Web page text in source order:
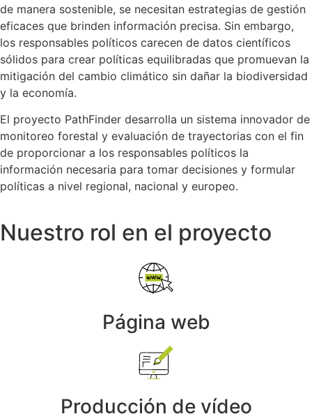
de manera sostenible, se necesitan estrategias de gestión
eficaces que brinden información precisa. Sin embargo,
los responsables políticos carecen de datos científicos
sólidos para crear políticas equilibradas que promuevan la
mitigación del cambio climático sin dañar la biodiversidad
y la economía.
El proyecto PathFinder desarrolla un sistema innovador de
monitoreo forestal y evaluación de trayectorias con el fin
de proporcionar a los responsables políticos la
información necesaria para tomar decisiones y formular
políticas a nivel regional, nacional y europeo.
Nuestro rol en el proyecto
Página web
Producción de vídeo